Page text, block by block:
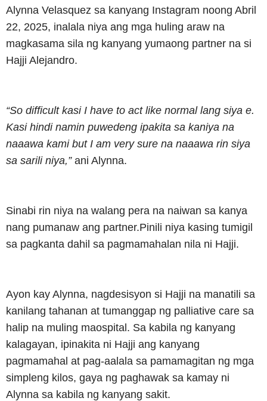
Alynna Velasquez sa kanyang Instagram noong Abril
22, 2025, inalala niya ang mga huling araw na
magkasama sila ng kanyang yumaong partner na si
Hajji Alejandro.
“So difficult kasi I have to act like normal lang siya e.
Kasi hindi namin puwedeng ipakita sa kaniya na
naaawa kami but I am very sure na naaawa rin siya
sa sarili niya,”ani Alynna.
Sinabi rin niya na walang pera na naiwan sa kanya
nang pumanaw ang partner.Pinili niya kasing tumigil
sa pagkanta dahil sa pagmamahalan nila ni Hajji.
Ayon kay Alynna, nagdesisyon si Hajji na manatili sa
kanilang tahanan at tumanggap ng palliative care sa
halip na muling maospital. Sa kabila ng kanyang
kalagayan, ipinakita ni Hajji ang kanyang
pagmamahal at pag-aalala sa pamamagitan ng mga
simpleng kilos, gaya ng paghawak sa kamay ni
Alynna sa kabila ng kanyang sakit.